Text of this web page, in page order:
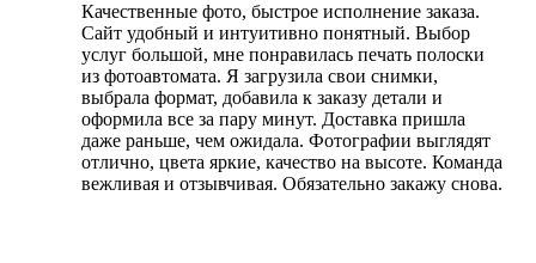
Качественные фото, быстрое исполнение заказа.
Сайт удобный и интуитивно понятный. Выбор
услуг большой, мне понравилась печать полоски
из фотоавтомата. Я загрузила свои снимки,
выбрала формат, добавила к заказу детали и
оформила все за пару минут. Доставка пришла
даже раньше, чем ожидала. Фотографии выглядят
отлично, цвета яркие, качество на высоте. Команда
вежливая и отзывчивая. Обязательно закажу снова.